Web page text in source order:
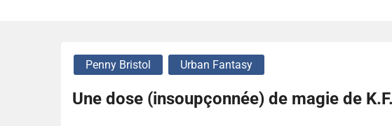
Penny Bristol Urban Fantasy
Une dose (insoupçonnée) de magie de